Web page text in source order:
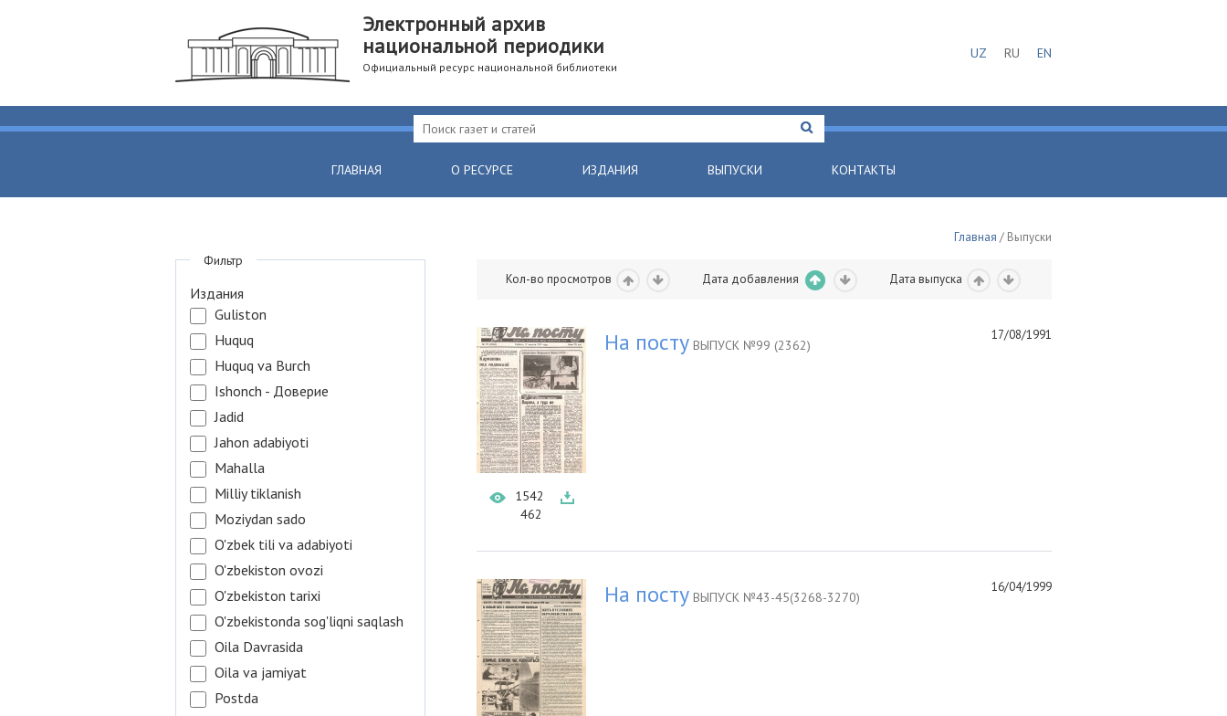
Электронный архив
национальной периодики
Официальный ресурс национальной библиотеки
UZ RU EN
ГЛАВНАЯ О РЕСУРСЕ ИЗДАНИЯ ВЫПУСКИ КОНТАКТЫ
Главная / Выпуски
Кол-во просмотров Дата добавления Дата выпуска
1542
462
17/08/1991
На посту ВЫПУСК №99 (2362)
16/04/1999
На посту ВЫПУСК №43-45(3268-3270)
Фильтр
Издания
Guliston
Huquq
Huquq va Burch
Ishonch - Доверие
Jadid
Jahon adabiyoti
Mahalla
Milliy tiklanish
Moziydan sado
O'zbek tili va adabiyoti
O'zbekiston ovozi
O'zbekiston tarixi
O'zbekistonda sog'liqni saqlash
Oila Davrasida
Oila va jamiyat
Postda